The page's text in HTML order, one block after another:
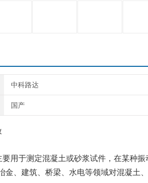
中科路达
国产
要用于测定混凝土或砂浆试件，在某种
金、建筑、桥梁、水电等领域对混凝土